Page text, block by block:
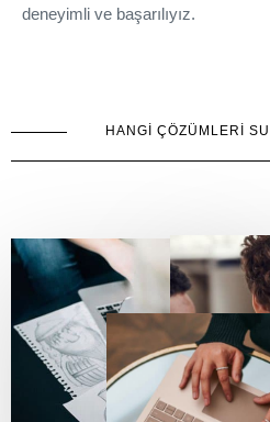
deneyimli ve başarılıyız.
HANGI ÇÖZÜMLERI